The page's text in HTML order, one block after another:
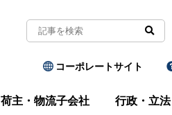
コーポレートサイト
荷主・物流子会社 行政・立法